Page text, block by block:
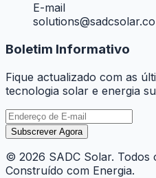
E-mail
Boletim Informativo
Fique actualizado com as
tecnologia solar e energia
Subscrever Agora
© 2026 SADC Solar. Todos
Construído com Energia.